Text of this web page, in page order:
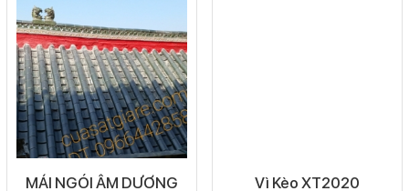
MÁI NGÓI ÂM DƯƠNG
Vì Kèo XT2020